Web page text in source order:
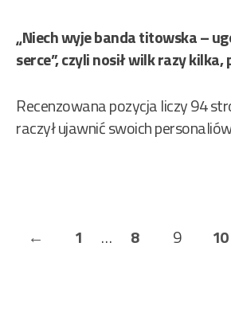
„Niech wyje banda titowska –
serce”, czyli nosił wilk razy
Recenzowana pozycja liczy 94
raczył ujawnić swoich
Stronicowanie
← PreviousPage
1 … Page
8 Page
9 Page
10